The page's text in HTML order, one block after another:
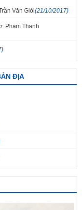
Văn Giỏi(21/10/2017)
Phạm Thanh
ĐỊA